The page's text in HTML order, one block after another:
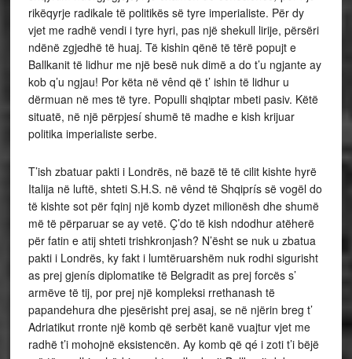
rikëqyrje radikale të politikës së tyre imperialiste. Për dy
vjet me radhë vendi i tyre hyri, pas një shekull lirije, përsëri
ndënë zgjedhë të huaj. Të kishin qënë të tërë popujt e
Ballkanit të lidhur me një besë nuk dimë a do t’u ngjante ay
kob q’u ngjau! Por këta në vênd që t’ ishin të lidhur u
dërmuan në mes të tyre. Populli shqiptar mbeti pasiv. Këtë
situatë, në një përpjesí shumë të madhe e kish krijuar
politika imperialiste serbe.
T’ish zbatuar pakti i Londrës, në bazë të të cilit kishte hyrë
Italija në luftë, shteti S.H.S. në vênd të Shqiprís së vogël do
të kishte sot për fqinj një komb dyzet milionësh dhe shumë
më të përparuar se ay vetë. Ç’do të kish ndodhur atëherë
për fatin e atij shteti trishkronjash? N’ësht se nuk u zbatua
pakti i Londrës, ky fakt i lumtëruarshëm nuk rodhi sigurisht
as prej gjenís diplomatike të Belgradit as prej forcës s’
armëve të tij, por prej një kompleksi rrethanash të
papandehura dhe pjesërisht prej asaj, se në njërin breg t’
Adriatikut rronte një komb që serbët kanë vuajtur vjet me
radhë t’i mohojnë eksistencën. Ay komb që qé i zoti t’i bëjë